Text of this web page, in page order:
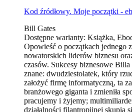
Kod źródłowy. Moje początki -
Bill Gates
Dostępne warianty: Książka,
Opowieść o początkach jednego
nowatorskich liderów biznesu
czasów. Sukcesy biznesowe Billa
znane: dwudziestolatek, który
założyć firmę informatyczną, ta
branżowego giganta i zmieniła
pracujemy i żyjemy;
działalności filantro­pijnej skupia